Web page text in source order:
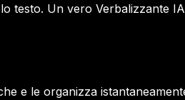
testo. Un vero Verbalizzante
e le organizza